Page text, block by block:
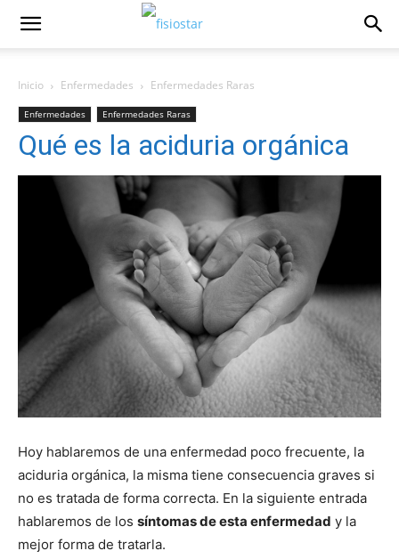
Inicio Enfermedades Enfermedades Raras
Enfermedades Enfermedades Raras
Qué es la aciduria orgánica
Hoy hablaremos de una enfermedad poco frecuente, la
aciduria orgánica, la misma tiene consecuencia graves si
no es tratada de forma correcta. En la siguiente entrada
hablaremos de los síntomas de esta enfermedad y la
mejor forma de tratarla.